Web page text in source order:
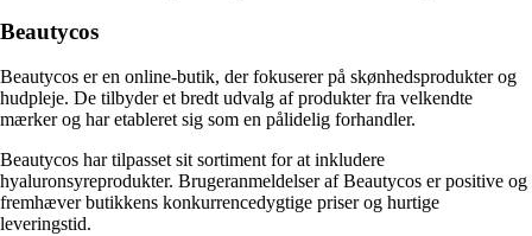
Beautycos
Beautycos er en online-butik, der fokuserer på skønhedsprodukter og
hudpleje. De tilbyder et bredt udvalg af produkter fra velkendte
mærker og har etableret sig som en pålidelig forhandler.
Beautycos har tilpasset sit sortiment for at inkludere
hyaluronsyreprodukter. Brugeranmeldelser af Beautycos er positive og
fremhæver butikkens konkurrencedygtige priser og hurtige
leveringstid.